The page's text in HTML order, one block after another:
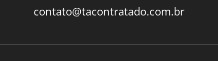
contato@tacontratado.com.br